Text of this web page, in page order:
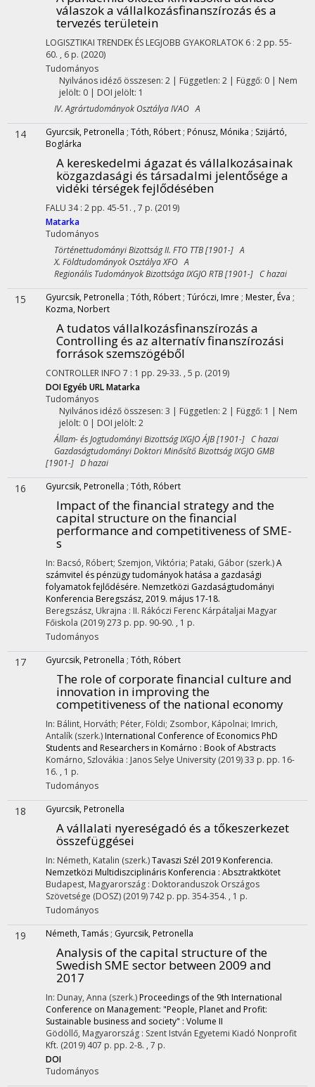
válaszok a vállalkozásfinanszírozás és a
tervezés területein
LOGISZTIKAI TRENDEK ÉS LEGJOBB GYAKORLATOK 6 : 2 pp. 55-
60. , 6 p. (2020)
Tudományos
Nyilvános idéző összesen: 2| Független: 2 | Függő: 0 | Nem
jelölt: 0 | DOI jelölt: 1
IV. Agrártudományok Osztálya IVAO A
14 Gyurcsik, Petronella ; Tóth, Róbert ; Pónusz, Mónika ; Szijártó,
Boglárka
A kereskedelmi ágazat és vállalkozásainak
közgazdasági és társadalmi jelentősége a
vidéki térségek fejlődésében
FALU 34: 2 pp. 45-51. , 7 p. (2019)
Matarka
Tudományos
Történettudományi Bizottság II. FTO TTB [1901-] A
X. Földtudományok Osztálya XFO A
Regionális Tudományok Bizottsága IXGJO RTB [1901-] C hazai
15 Gyurcsik, Petronella ; Tóth, Róbert ; Túróczi, Imre ; Mester, Éva ;
Kozma, Norbert
A tudatos vállalkozásfinanszírozás a
Controlling és az alternatív finanszírozási
források szemszögéből
CONTROLLER INFO 7 : 1 pp. 29-33. , 5 p. (2019)
DOIEgyéb URLMatarka
Tudományos
Nyilvános idéző összesen: 3 | Független: 2 | Függő: 1 | Nem
jelölt: 0 | DOI jelölt: 2
Állam- és Jogtudományi Bizottság IXGJO ÁJB [1901-] C hazai
Gazdaságtudományi Doktori Minősítő Bizottság IXGJO GMB
[1901-] D hazai
16 Gyurcsik, Petronella ; Tóth, Róbert
Impact of the financial strategy and the
capital structure on the financial
performance and competitiveness of SME-
s
In: Bacsó, Róbert; Szemjon, Viktória; Pataki, Gábor (szerk.)A
számvitel és pénzügy tudományok hatása a gazdasági
folyamatok fejlődésére. Nemzetközi Gazdaságtudományi
Konferencia Beregszász, 2019. május 17-18.
Beregszász, Ukrajna : II. Rákóczi Ferenc Kárpátaljai Magyar
Főiskola (2019)273 p. pp. 90-90. , 1 p.
Tudományos
17 Gyurcsik, Petronella ; Tóth, Róbert
The role of corporate financial culture and
innovation in improving the
competitiveness of the national economy
In: Bálint, Horváth; Péter, Földi; Zsombor, Kápolnai; Imrich,
Antalík (szerk.) International Conference of Economics PhD
Students and Researchers in Komárno : Book of Abstracts
Komárno, Szlovákia : Janos Selye University (2019)33 p. pp. 16-
16. , 1 p.
Tudományos
18 Gyurcsik, Petronella
A vállalati nyereségadó és a tőkeszerkezet
összefüggései
In: Németh, Katalin (szerk.)Tavaszi Szél 2019 Konferencia.
Nemzetközi Multidiszciplináris Konferencia : Absztraktkötet
Budapest, Magyarország : Doktoranduszok Országos
Szövetsége (DOSZ) (2019)742 p. pp. 354-354. , 1 p.
Tudományos
19 Németh, Tamás ; Gyurcsik, Petronella
Analysis of the capital structure of the
Swedish SME sector between 2009 and
2017
In: Dunay, Anna (szerk.) Proceedings of the 9th International
Conference on Management: "People, Planet and Profit:
Sustainable business and society" : Volume II
Gödöllő, Magyarország : Szent István Egyetemi Kiadó Nonprofit
Kft. (2019) 407 p. pp. 2-8. , 7 p.
DOI
Tudományos